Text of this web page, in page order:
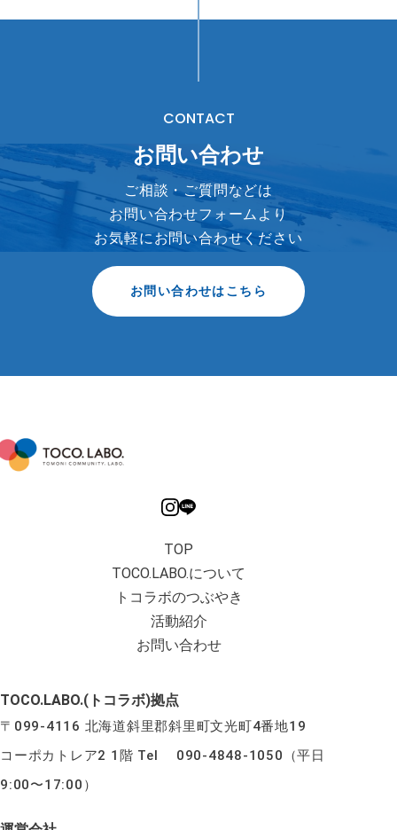
CONTACT
お問い合わせ
ご相談・ご質問などは
お問い合わせフォームより
お気軽にお問い合わせください
お問い合わせはこちら
TOP
TOCO.LABO.について
トコラボのつぶやき
活動紹介
お問い合わせ
TOCO.LABO.(トコラボ)拠点
〒099-4116 北海道斜里郡斜里町文光町4番地19
コーポカトレア2 1階 Tel 090-4848-1050（平日
9:00〜17:00）